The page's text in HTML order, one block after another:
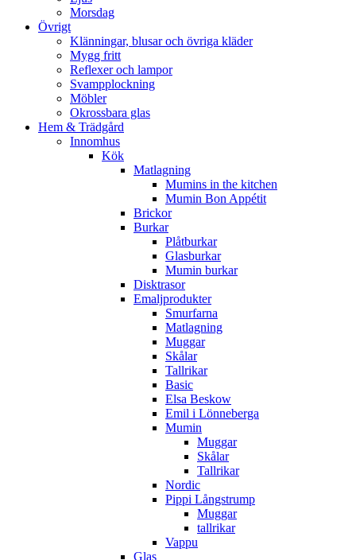
Morsdag
Övrigt
Klänningar, blusar och övriga kläder
Mygg fritt
Reflexer och lampor
Svampplockning
Möbler
Okrossbara glas
Hem & Trädgård
Innomhus
Kök
Matlagning
Mumins in the kitchen
Mumin Bon Appétit
Brickor
Burkar
Plåtburkar
Glasburkar
Mumin burkar
Disktrasor
Emaljprodukter
Smurfarna
Matlagning
Muggar
Skålar
Tallrikar
Basic
Elsa Beskow
Emil i Lönneberga
Mumin
Muggar
Skålar
Tallrikar
Nordic
Pippi Långstrump
Muggar
tallrikar
Vappu
Glas